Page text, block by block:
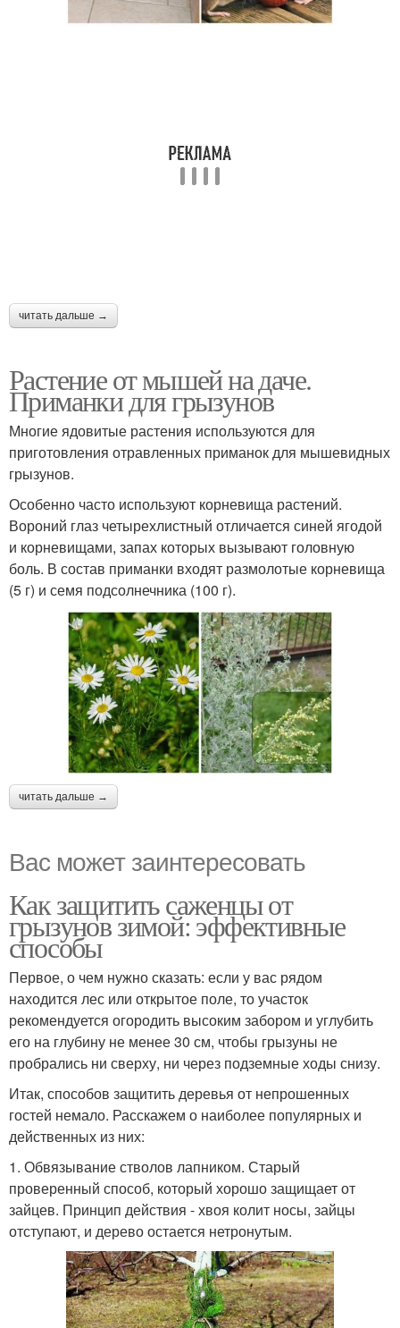
читать дальше →
Растение от мышей на даче.
Приманки для грызунов
Многие ядовитые растения используются для
приготовления отравленных приманок для мышевидных
грызунов.
Особенно часто используют корневища растений.
Вороний глаз четырехлистный отличается синей ягодой
и корневищами, запах которых вызывают головную
боль. В состав приманки входят размолотые корневища
(5 г) и семя подсолнечника (100 г).
читать дальше →
Вас может заинтересовать
Как защитить саженцы от
грызунов зимой: эффективные
способы
Первое, о чем нужно сказать: если у вас рядом
находится лес или открытое поле, то участок
рекомендуется огородить высоким забором и углубить
его на глубину не менее 30 см, чтобы грызуны не
пробрались ни сверху, ни через подземные ходы снизу.
Итак, способов защитить деревья от непрошенных
гостей немало. Расскажем о наиболее популярных и
действенных из них:
1. Обвязывание стволов лапником. Старый
проверенный способ, который хорошо защищает от
зайцев. Принцип действия - хвоя колит носы, зайцы
отступают, и дерево остается нетронутым.